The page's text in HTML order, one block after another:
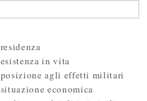
residenza
esistenza in vita
posizione agli effetti militari
situazione economica